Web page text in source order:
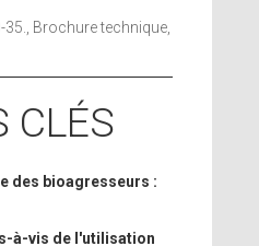
35., Brochure technique,
CLÉS
des bioagresseurs :
à-vis de l'utilisation